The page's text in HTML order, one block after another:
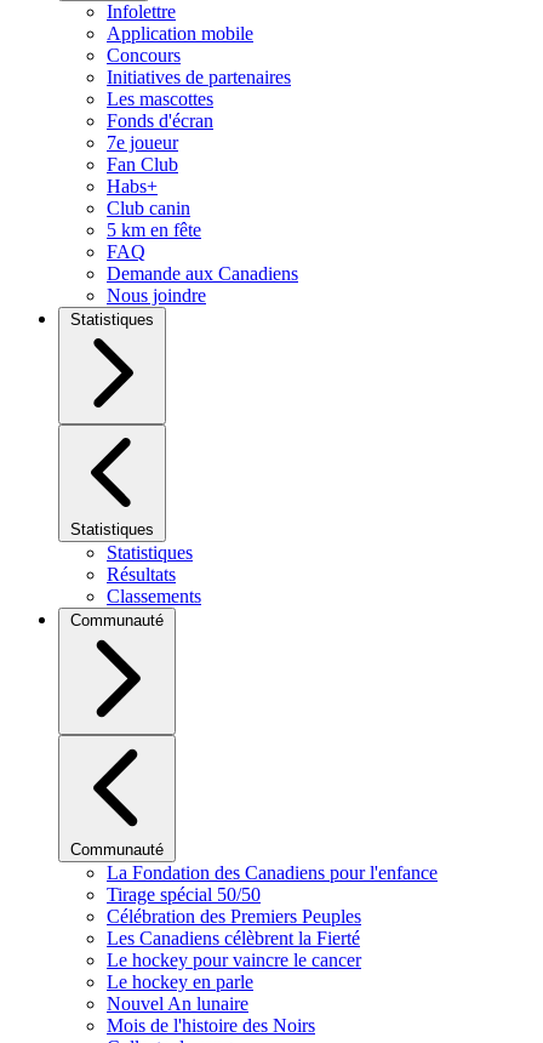
Infolettre
Application mobile
Concours
Initiatives de partenaires
Les mascottes
Fonds d'écran
7e joueur
Fan Club
Habs+
Club canin
5 km en fête
FAQ
Demande aux Canadiens
Nous joindre
Statistiques
Statistiques
Statistiques
Résultats
Classements
Communauté
Communauté
La Fondation des Canadiens pour l'enfance
Tirage spécial 50/50
Célébration des Premiers Peuples
Les Canadiens célèbrent la Fierté
Le hockey pour vaincre le cancer
Le hockey en parle
Nouvel An lunaire
Mois de l'histoire des Noirs